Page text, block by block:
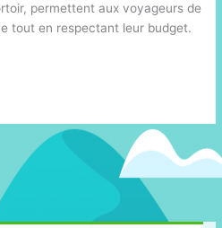
permettent aux voyageurs de
tout en respectant leur budget.